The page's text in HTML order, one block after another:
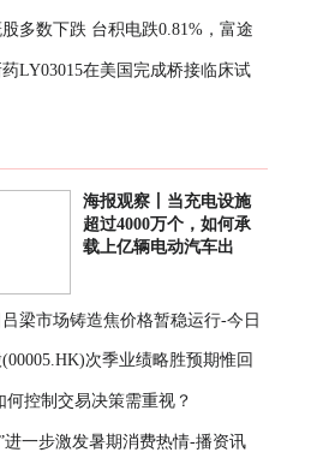
多数下跌 台积电跌0.81%，富途
热讯
LY03015在美国完成桥接临床试
海报观察丨当充电设施
超过4000万个，如何承
载上亿辆电动汽车出
梁市场铸造焦价格暂稳运行-今日
次季业绩略胜预期惟回
何控制交易决策需重视？
进一步激发暑期消费热情-播资讯